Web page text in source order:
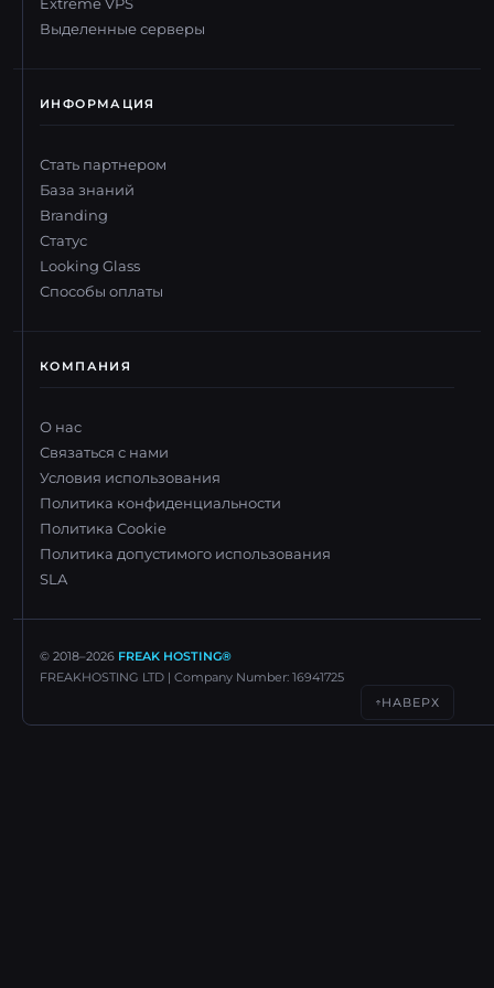
Extreme VPS
Выделенные серверы
ИНФОРМАЦИЯ
Стать партнером
База знаний
Branding
Статус
Looking Glass
Способы оплаты
КОМПАНИЯ
О нас
Связаться с нами
Условия использования
Политика конфиденциальности
Политика Cookie
Политика допустимого использования
SLA
© 2018–2026 FREAK HOSTING®
FREAKHOSTING LTD | Company Number: 16941725
↑НАВЕРХ